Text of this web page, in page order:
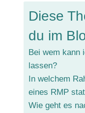
Diese
du im
Bei wem kann
lassen?
In welchem
eines RMP
Wie geht es